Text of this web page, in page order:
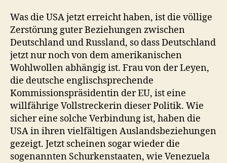
Was die USA jetzt erreicht haben, ist die völlige
Zerstörung guter Beziehungen zwischen
Deutschland und Russland, so dass Deutschland
jetzt nur noch von dem amerikanischen
Wohlwollen abhängig ist. Frau von der Leyen,
die deutsche englischsprechende
Kommissionspräsidentin der EU, ist eine
willfährige Vollstreckerin dieser Politik. Wie
sicher eine solche Verbindung ist, haben die
USA in ihren vielfältigen Auslandsbeziehungen
gezeigt. Jetzt scheinen sogar wieder die
sogenannten Schurkenstaaten, wie Venezuela